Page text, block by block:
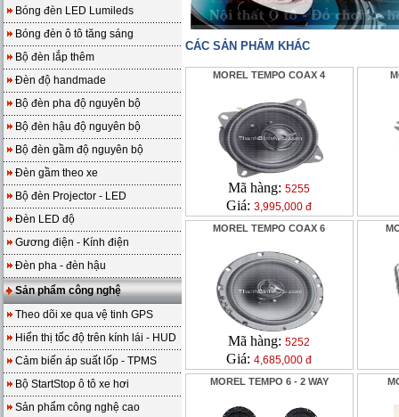
Bóng đèn LED Lumileds
Bóng đèn ô tô tăng sáng
Bộ đèn lắp thêm
Đèn độ handmade
Bộ đèn pha độ nguyên bộ
Bộ đèn hậu độ nguyên bộ
Bộ đèn gầm độ nguyên bộ
Đèn gầm theo xe
Bộ đèn Projector - LED
Đèn LED độ
Gương điện - Kính điện
Đèn pha - đèn hậu
Sản phẩm công nghệ
Theo dõi xe qua vệ tinh GPS
Hiển thị tốc độ trên kính lái - HUD
Cảm biến áp suất lốp - TPMS
Bộ StartStop ô tô xe hơi
Sản phẩm công nghệ cao
CÁC SẢN PHẨM KHÁC
MOREL TEMPO COAX 4
Mã hàng:5255
Giá:3,995,000 đ
MOREL TEMPO COAX 6
Mã hàng:5252
Giá:4,685,000 đ
MOREL TEMPO 6 - 2 WAY